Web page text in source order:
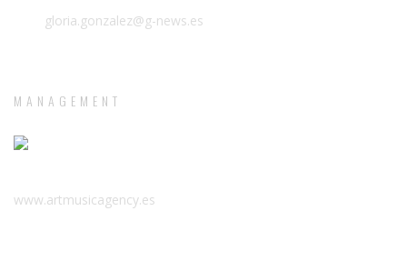
gloria.gonzalez@g-news.es
MANAGEMENT
www.artmusicagency.es